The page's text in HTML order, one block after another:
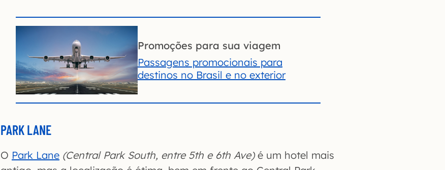
Promoções para sua viagem
Passagens promocionais para
destinos no Brasil e no exterior
PARK LANE
O Park Lane (Central Park South, entre 5th e 6th Ave)é um hotel mais